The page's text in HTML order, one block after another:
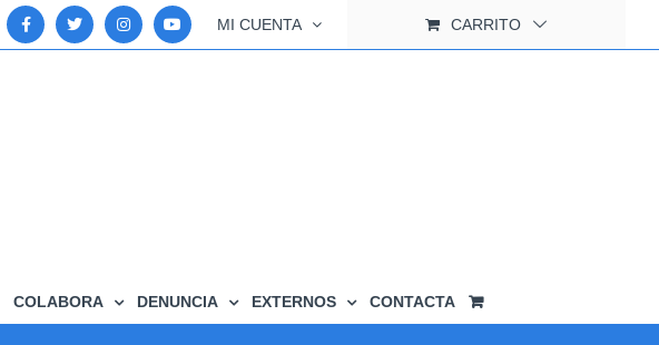
MI CUENTA CARRITO
COLABORA DENUNCIA EXTERNOS CONTACTA